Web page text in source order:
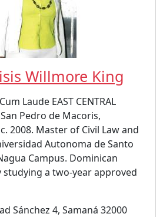
Willmore King
Laude EAST CENTRAL
San Pedro de Macoris,
2008. Master of Civil Law and
Autonoma de Santo
Campus. Dominican
studying a two-year approved
Sánchez 4, Samaná 32000